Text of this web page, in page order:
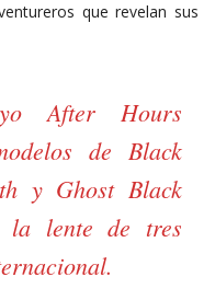
que revelan sus
After Hours
de Black
y Ghost Black
la lente de tres